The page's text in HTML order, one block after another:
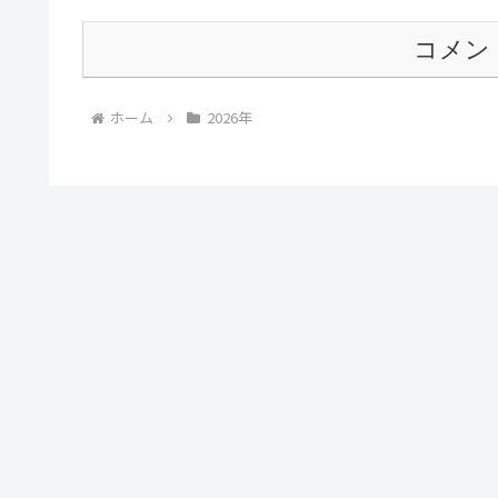
コメン
ホーム 2026年